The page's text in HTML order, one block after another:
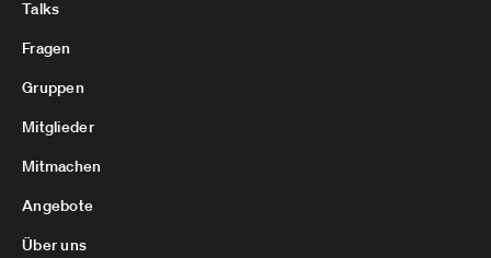
Talks
Fragen
Gruppen
Mitglieder
Mitmachen
Angebote
Über uns